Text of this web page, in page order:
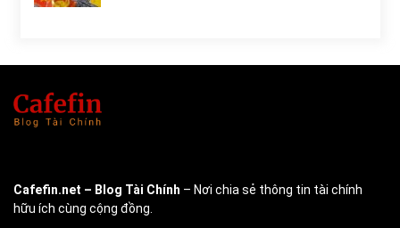
Cafefin.net – Blog Tài Chính – Nơi chia sẻ thông tin tài chính
hữu ích cùng cộng đồng.